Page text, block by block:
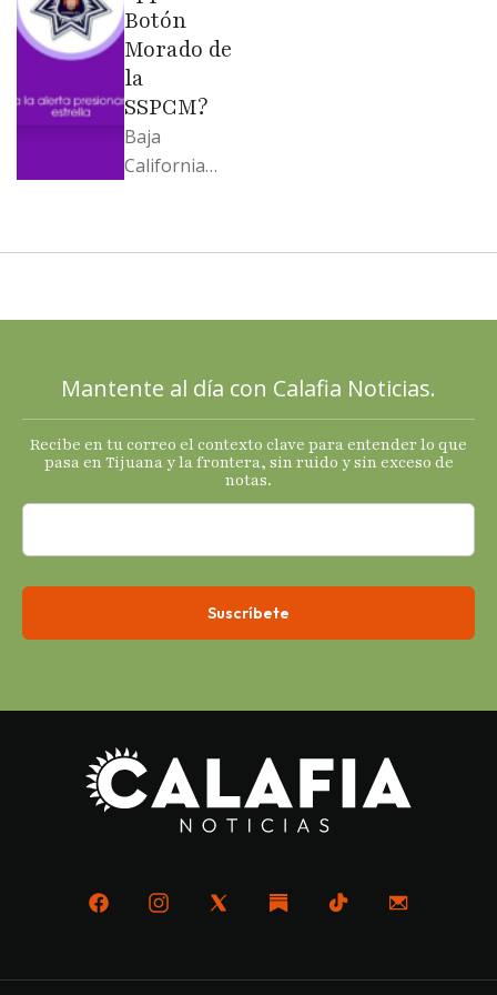
Botón
Morado de
la
SSPCM?
Baja
California
2025 con
termómetro
s
económicos.
Mantente al día con Calafia Noticias.
Recibe en tu correo el contexto clave para entender lo que
pasa en Tijuana y la frontera, sin ruido y sin exceso de
notas.